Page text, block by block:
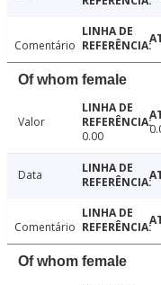
Comentário
Of whom female
Valor
0.00
Data
Comentário
Of whom female